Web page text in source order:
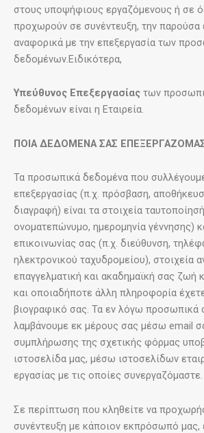
στους υποψήφιους εργαζόμενους ή σε
προχωρούν σε συνέντευξη, την παρούσα
αναφορικά με την επεξεργασία των
δεδομένων.Ειδικότερα,
Υπεύθυνος Επεξεργασίας των
δεδομένων είναι η Εταιρεία.
ΠΟΙΑ ΔΕΔΟΜΕΝΑ ΣΑΣ
Τα προσωπικά δεδομένα που
επεξεργασίας (π.χ. πρόσβαση,
διαγραφή) είναι τα στοιχεία
ονοματεπώνυμο, ημερομηνία γέννησης)
επικοινωνίας σας (π.χ. διεύθυνση,
ηλεκτρονικού ταχυδρομείου), στοιχεία
επαγγελματική και ακαδημαϊκή σας ζωή
και οποιαδήποτε άλλη πληροφορία
βιογραφικό σας. Τα εν λόγω προσωπικά
λαμβάνουμε εκ μέρους σας μέσω email
συμπλήρωσης της σχετικής φόρμας
ιστοσελίδα μας, μέσω ιστοσελίδων
εργασίας με τις οποίες συνεργαζόμαστε.
Σε περίπτωση που κληθείτε να
συνέντευξη με κάποιον εκπρόσωπό μας,